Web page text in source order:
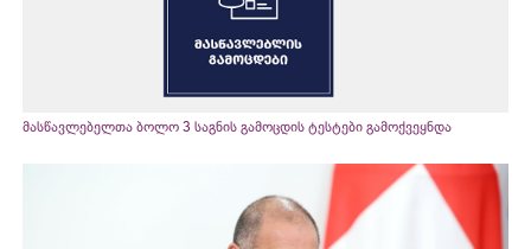
მასწავლებელთა ბოლო 3 საგნის გამოცდის ტესტები გამოქვეყნდა